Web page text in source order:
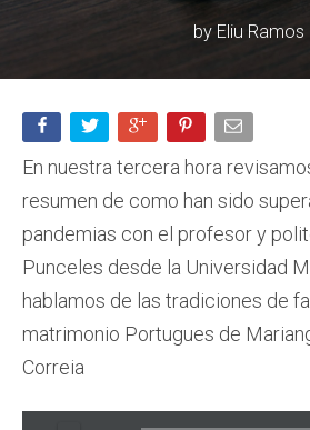
by Eliu Ramos
En nuestra tercera hora
resumen de como han sido
pandemias con el profesor y
Punceles desde la Universidad
hablamos de las tradiciones de
matrimonio Portugues de
Correia